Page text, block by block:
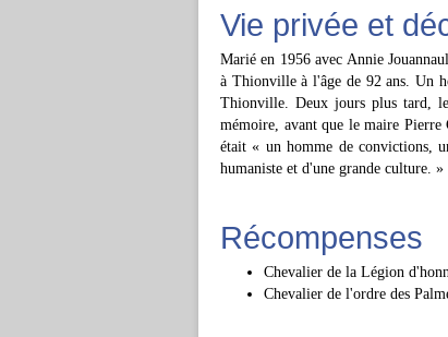
Vie privée et
Marié en 1956 avec Annie
à Thionville à l'âge de 92 ans. Un
Thionville. Deux jours plus tard,
mémoire, avant que le maire
était « un homme de convictions,
humaniste et d'une grande culture. »
Récompenses
Chevalier de la Légion
Chevalier de l'ordre des